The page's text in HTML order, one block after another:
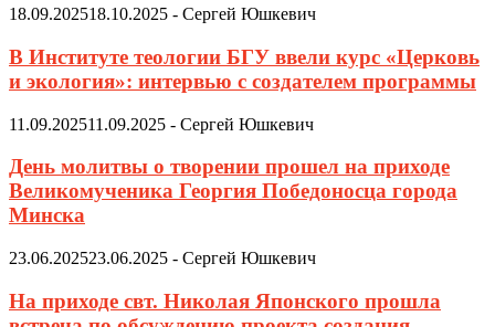
18.09.202518.10.2025 - Сергей Юшкевич
В Институте теологии БГУ ввели курс «Церковь
и экология»: интервью с создателем программы
11.09.202511.09.2025 - Сергей Юшкевич
День молитвы о творении прошел на приходе
Великомученика Георгия Победоносца города
Минска
23.06.202523.06.2025 - Сергей Юшкевич
На приходе свт. Николая Японского прошла